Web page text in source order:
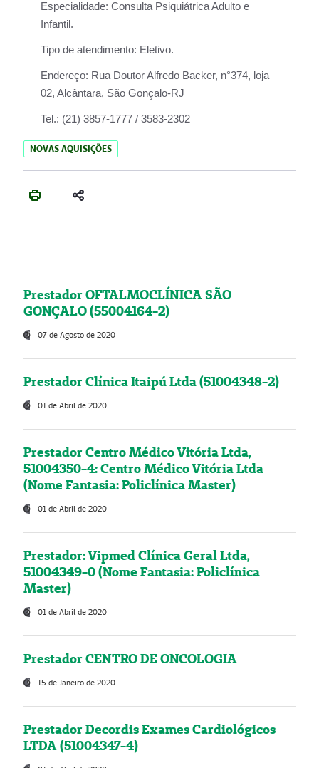
Especialidade: Consulta Psiquiátrica Adulto e
Infantil.
Tipo de atendimento: Eletivo.
Endereço: Rua Doutor Alfredo Backer, n°374, loja
02, Alcântara, São Gonçalo-RJ
Tel.: (21) 3857-1777 / 3583-2302
NOVAS AQUISIÇÕES
Prestador OFTALMOCLÍNICA SÃO
GONÇALO (55004164-2)
07 de Agosto de 2020
Prestador Clínica Itaipú Ltda (51004348-2)
01 de Abril de 2020
Prestador Centro Médico Vitória Ltda,
51004350-4: Centro Médico Vitória Ltda
(Nome Fantasia: Policlínica Master)
01 de Abril de 2020
Prestador: Vipmed Clínica Geral Ltda,
51004349-0 (Nome Fantasia: Policlínica
Master)
01 de Abril de 2020
Prestador CENTRO DE ONCOLOGIA
15 de Janeiro de 2020
Prestador Decordis Exames Cardiológicos
LTDA (51004347-4)